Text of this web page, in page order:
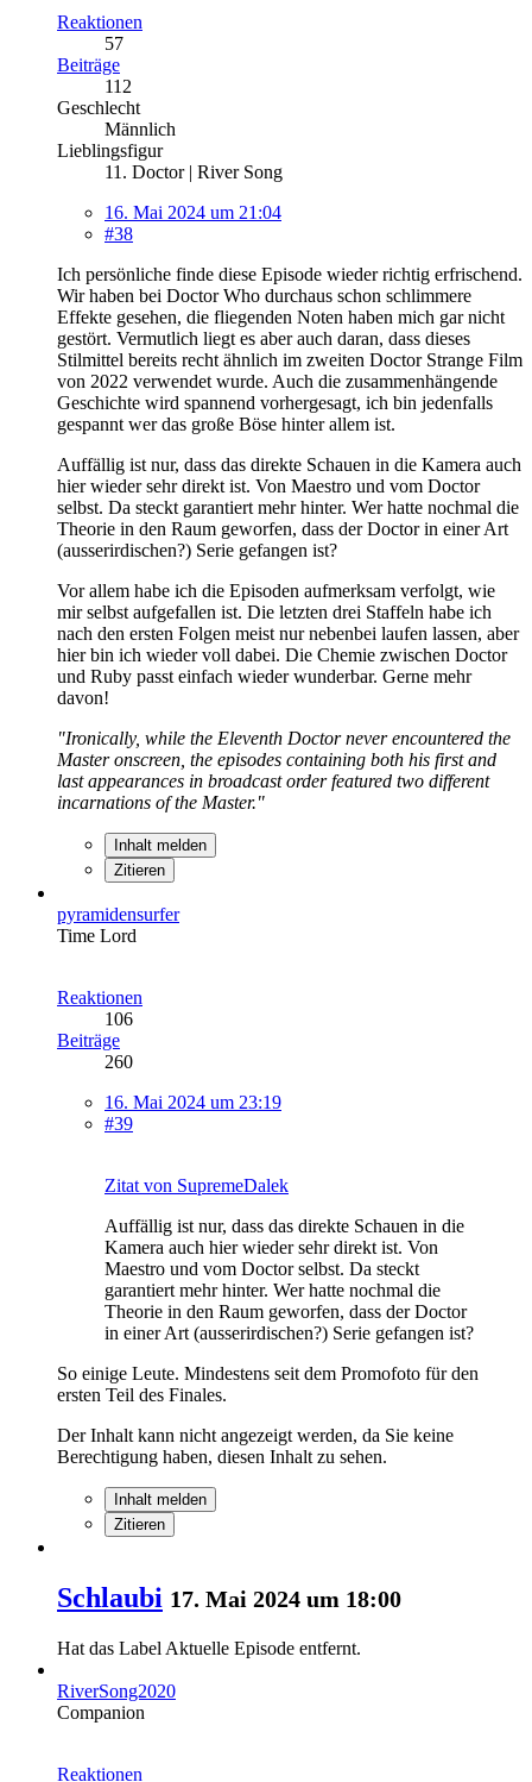
Reaktionen
57
Beiträge
112
Geschlecht
Männlich
Lieblingsfigur
11. Doctor | River Song
16. Mai 2024 um 21:04
#38
Ich persönliche finde diese Episode wieder richtig erfrischend.
Wir haben bei Doctor Who durchaus schon schlimmere
Effekte gesehen, die fliegenden Noten haben mich gar nicht
gestört. Vermutlich liegt es aber auch daran, dass dieses
Stilmittel bereits recht ähnlich im zweiten Doctor Strange Film
von 2022 verwendet wurde. Auch die zusammenhängende
Geschichte wird spannend vorhergesagt, ich bin jedenfalls
gespannt wer das große Böse hinter allem ist.
Auffällig ist nur, dass das direkte Schauen in die Kamera auch
hier wieder sehr direkt ist. Von Maestro und vom Doctor
selbst. Da steckt garantiert mehr hinter. Wer hatte nochmal die
Theorie in den Raum geworfen, dass der Doctor in einer Art
(ausserirdischen?) Serie gefangen ist?
Vor allem habe ich die Episoden aufmerksam verfolgt, wie
mir selbst aufgefallen ist. Die letzten drei Staffeln habe ich
nach den ersten Folgen meist nur nebenbei laufen lassen, aber
hier bin ich wieder voll dabei. Die Chemie zwischen Doctor
und Ruby passt einfach wieder wunderbar. Gerne mehr
davon!
"Ironically, while the Eleventh Doctor never encountered the
Master onscreen, the episodes containing both his first and
last appearances in broadcast order featured two different
incarnations of the Master."
Inhalt melden
Zitieren
pyramidensurfer
Time Lord
Reaktionen
106
Beiträge
260
16. Mai 2024 um 23:19
#39
Zitat von SupremeDalek
Auffällig ist nur, dass das direkte Schauen in die
Kamera auch hier wieder sehr direkt ist. Von
Maestro und vom Doctor selbst. Da steckt
garantiert mehr hinter. Wer hatte nochmal die
Theorie in den Raum geworfen, dass der Doctor
in einer Art (ausserirdischen?) Serie gefangen ist?
So einige Leute. Mindestens seit dem Promofoto für den
ersten Teil des Finales.
Der Inhalt kann nicht angezeigt werden, da Sie keine
Berechtigung haben, diesen Inhalt zu sehen.
Inhalt melden
Zitieren
Schlaubi 17. Mai 2024 um 18:00
Hat das Label Aktuelle Episode entfernt.
RiverSong2020
Companion
Reaktionen